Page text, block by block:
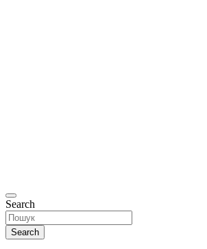
Search
Search